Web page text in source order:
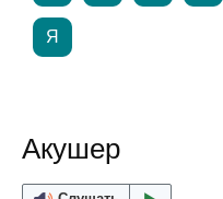
Я
Акушер